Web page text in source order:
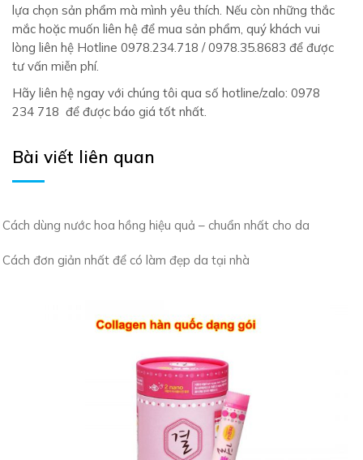
lựa chọn sản phẩm mà mình yêu thích. Nếu còn những thắc
mắc hoặc muốn liên hệ để mua sản phẩm, quý khách vui
lòng liên hệ Hotline 0978.234.718 / 0978.35.8683 để được
tư vấn miễn phí.
Hãy liên hệ ngay với chúng tôi qua số hotline/zalo: 0978
234 718 để được báo giá tốt nhất.
Bài viết liên quan
Cách dùng nước hoa hồng hiệu quả – chuẩn nhất cho da
Cách đơn giản nhất để có làm đẹp da tại nhà